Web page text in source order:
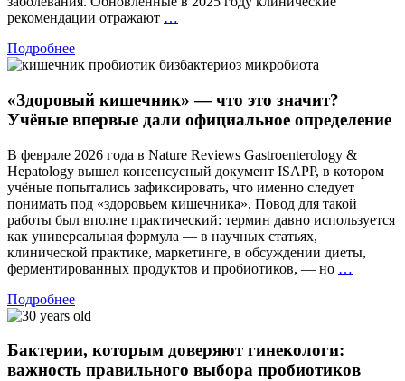
рекомендации отражают …
впереди
Подробнее
«Здоровый кишечник» — что это значит?
Учёные впервые дали официальное определение
В феврале 2026 года в Nature Reviews Gastroenterology &
Hepatology вышел консенсусный документ ISAPP, в котором
учёные попытались зафиксировать, что именно следует
понимать под «здоровьем кишечника». Повод для такой
работы был вполне практический: термин давно используется
как универсальная формула — в научных статьях,
клинической практике, маркетинге, в обсуждении диеты,
ферментированных продуктов и пробиотиков, — но …
Учёные
Подробнее
Бактерии, которым доверяют гинекологи:
важность правильного выбора пробиотиков